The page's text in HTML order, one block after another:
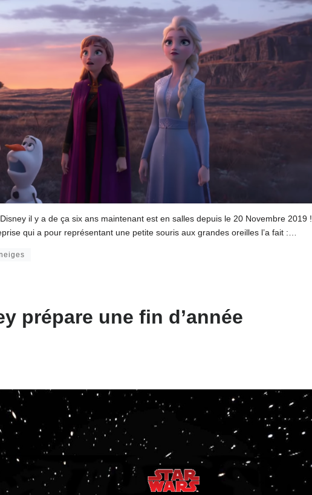
il y a de ça six ans maintenant est en salles depuis le 20 Novembre 2019 !
qui a pour représentant une petite souris aux grandes oreilles l’a fait :…
prépare une fin d’année